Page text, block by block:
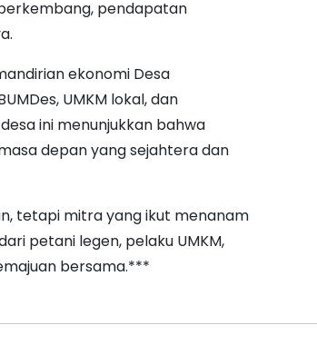
pendapatan
ekonomi Desa
UMKM lokal, dan
ini menunjukkan bahwa
depan yang sejahtera dan
tetapi mitra yang ikut menanam
petani legen, pelaku UMKM,
bersama.***